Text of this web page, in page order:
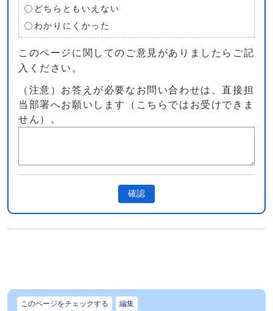
どちらともいえない
わかりにくかった
このページに関してのご意見がありましたらご記
入ください。
（注意）お答えが必要なお問い合わせは、直接担
当部署へお願いします（こちらではお受けできま
せん）。
確認
このページをチェックする 編集